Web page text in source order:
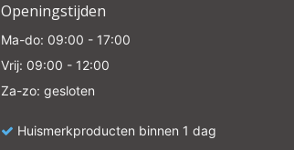
Openingstijden
Ma-do: 09:00 - 17:00
Vrij: 09:00 - 12:00
Za-zo: gesloten
Huismerkproducten binnen 1 dag